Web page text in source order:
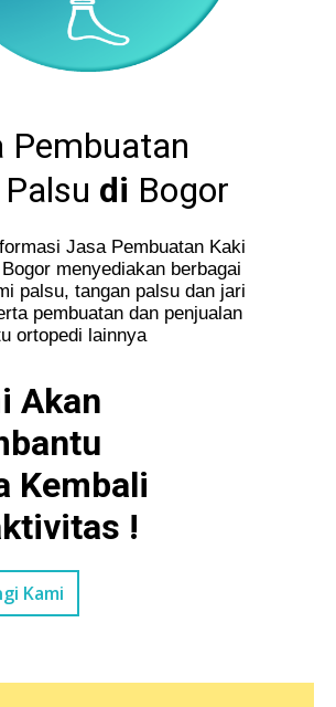
Pembuatan
di Bogor
Jasa Pembuatan Kaki
menyediakan berbagai
palsu, tangan palsu dan jari
pembuatan dan penjualan
ortopedi lainnya
Akan
Kembali
!
Kami